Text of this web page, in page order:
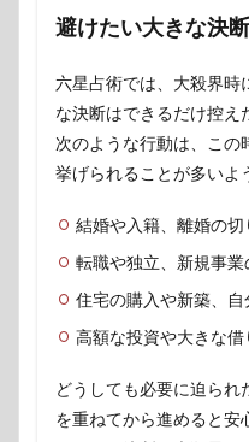
避けたい大きな決
六星占術では、大殺界時
な決断はできるだけ控え
次のような行動は、この
挙げられることが多いよ
結婚や入籍、離婚の切
転職や独立、新規事
住宅の購入や新築、
高額な投資や大きな借
どうしても必要に迫ら
を重ねてから進めると安